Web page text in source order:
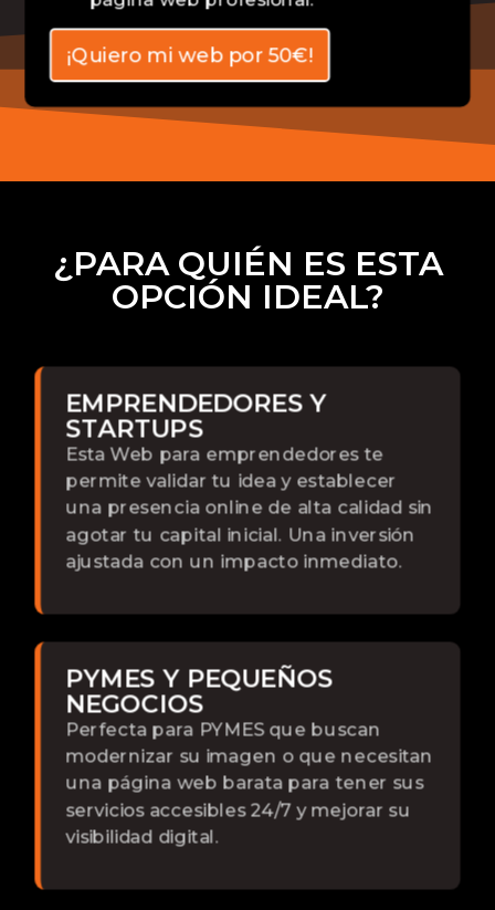
¡Quiero mi web por 50€!
¿PARA QUIÉN ES ESTA
OPCIÓN IDEAL?
EMPRENDEDORES Y
STARTUPS
Esta Web para emprendedores te
permite validar tu idea y establecer
una presencia online de alta calidad sin
agotar tu capital inicial. Una inversión
ajustada con un impacto inmediato.
PYMES Y PEQUEÑOS
NEGOCIOS
Perfecta para PYMES que buscan
modernizar su imagen o que necesitan
una página web barata para tener sus
servicios accesibles 24/7 y mejorar su
visibilidad digital.